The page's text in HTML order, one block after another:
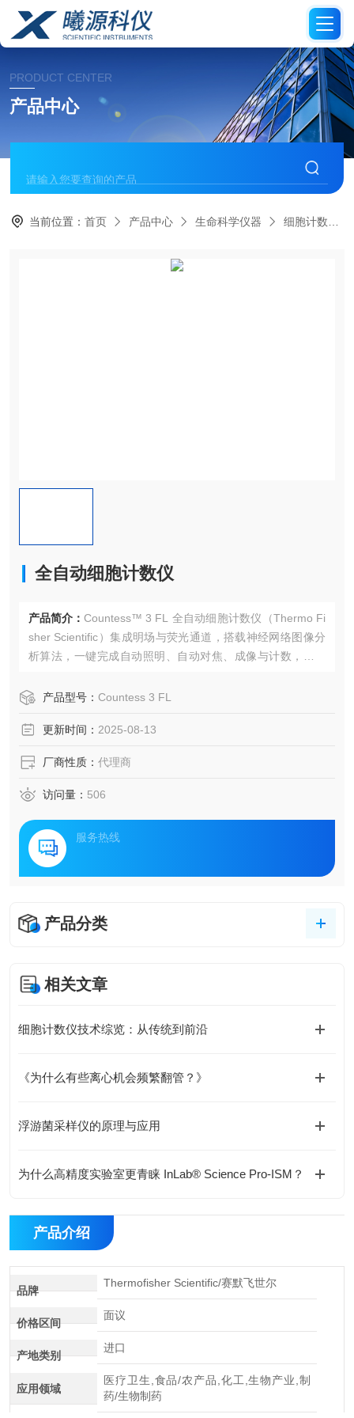
PRODUCT CENTER
产品中心
当前位置：首页 产品中心 生命科学仪器 细胞计数仪
全自动细胞计数仪
产品简介： Countess™ 3 FL 全自动细胞计数仪（Thermo Fi
sher Scientific）集成明场与荧光通道，搭载神经网络图像分
析算法，一键完成自动照明、自动对焦、成像与计数，适用
产品型号： Countess 3 FL
更新时间： 2025-08-13
厂商性质： 代理商
访问量： 506
服务热线
产品分类
相关文章
细胞计数仪技术综览：从传统到前沿
《为什么有些离心机会频繁翻管？》
浮游菌采样仪的原理与应用
为什么高精度实验室更青睐 InLab® Science Pro-ISM？
产品介绍
品牌
Thermofisher Scientific/赛默飞世尔
价格区间
面议
产地类别
进口
应用领域
医疗卫生,食品/农产品,化工,生物产业,制
药/生物制药